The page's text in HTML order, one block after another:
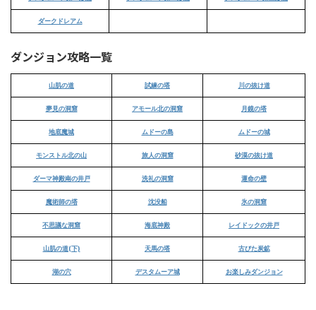
ダークドレアム
ダンジョン攻略一覧
山肌の道 試練の塔 川の抜け道
夢見の洞窟 アモール北の洞窟 月鏡の塔
地底魔城 ムドーの島 ムドーの城
モンストル北の山 旅人の洞窟 砂漠の抜け道
ダーマ神殿南の井戸 洗礼の洞窟 運命の壁
魔術師の塔 沈没船 氷の洞窟
不思議な洞窟 海底神殿 レイドックの井戸
山肌の道(下) 天馬の塔 古びた炭鉱
湖の穴 デスタムーア城 お楽しみダンジョン